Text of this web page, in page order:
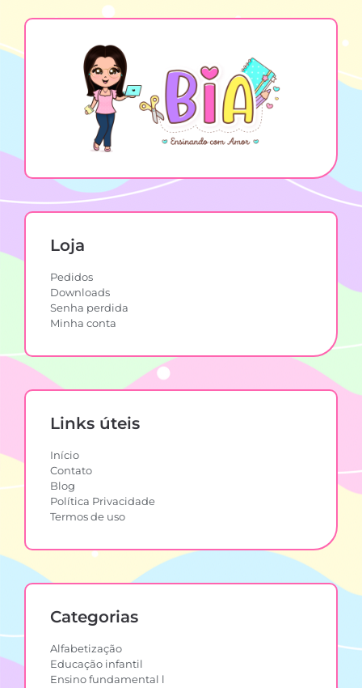
Loja
Pedidos
Downloads
Senha perdida
Minha conta
Links úteis
Início
Contato
Blog
Política Privacidade
Termos de uso
Categorias
Alfabetização
Educação infantil
Ensino fundamental l